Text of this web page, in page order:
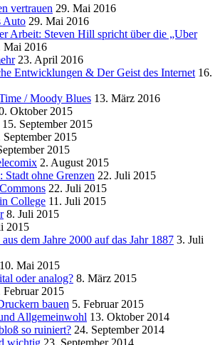
vertrauen 29. Mai 2016
Auto 29. Mai 2016
Arbeit: Steven Hill spricht über die „Uber
Mai 2016
23. April 2016
Entwicklungen & Der Geist des Internet 16.
/ Moody Blues 13. März 2016
Oktober 2015
15. September 2015
September 2015
2015
2. August 2015
Stadt ohne Grenzen 22. Juli 2015
22. Juli 2015
College 11. Juli 2015
8. Juli 2015
2015
dem Jahre 2000 auf das Jahr 1887 3. Juli
10. Mai 2015
oder analog? 8. März 2015
Februar 2015
bauen 5. Februar 2015
Allgemeinwohl 13. Oktober 2014
so ruiniert? 24. September 2014